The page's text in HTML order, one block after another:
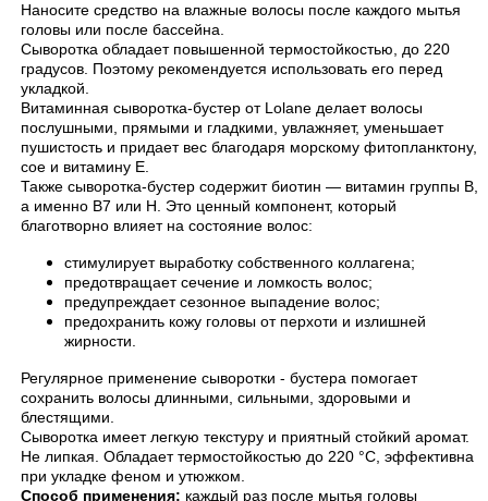
Наносите средство на влажные волосы после каждого мытья
головы или после бассейна.
Сыворотка обладает повышенной термостойкостью, до 220
градусов. Поэтому рекомендуется использовать его перед
укладкой.
Витаминная сыворотка-бустер от Lolane делает волосы
послушными, прямыми и гладкими, увлажняет, уменьшает
пушистость и придает вес благодаря морскому фитопланктону,
сое и витамину Е.
Также сыворотка-бустер содержит биотин — витамин группы В,
а именно В7 или Н. Это ценный компонент, который
благотворно влияет на состояние волос:
стимулирует выработку собственного коллагена;
предотвращает сечение и ломкость волос;
предупреждает сезонное выпадение волос;
предохранить кожу головы от перхоти и излишней
жирности.
Регулярное применение сыворотки - бустера помогает
сохранить волосы длинными, сильными, здоровыми и
блестящими.
Сыворотка имеет легкую текстуру и приятный стойкий аромат.
Не липкая. Обладает термостойкостью до 220 °C, эффективна
при укладке феном и утюжком.
Способ применения: каждый раз после мытья головы